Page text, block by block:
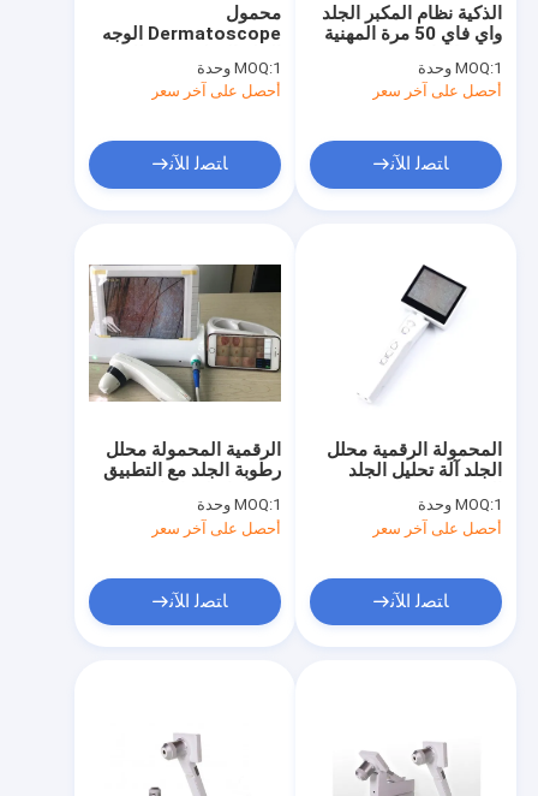
معلومات عنا
محمول
Dermatoscope الوجه
النفط واي فاي محلل
فروة الرأس
MOQ:1 وحدة
أحصل على آخر سعر
ﺎﺘﺼﻟ ﺍﻶﻧ
الذكية نظام المكبر الجلد
واي فاي 50 مرة المهنية
خفيفة الوزن
MOQ:1 وحدة
أحصل على آخر سعر
ﺎﺘﺼﻟ ﺍﻶﻧ
الرقمية المحمولة محلل
رطوبة الجلد مع التطبيق
المحمول
MOQ:1 وحدة
أحصل على آخر سعر
ﺎﺘﺼﻟ ﺍﻶﻧ
المحمولة الرقمية محلل
الجلد آلة تحليل الجلد
بوصة
MOQ:1 وحدة
أحصل على آخر سعر
ﺎﺘﺼﻟ ﺍﻶﻧ